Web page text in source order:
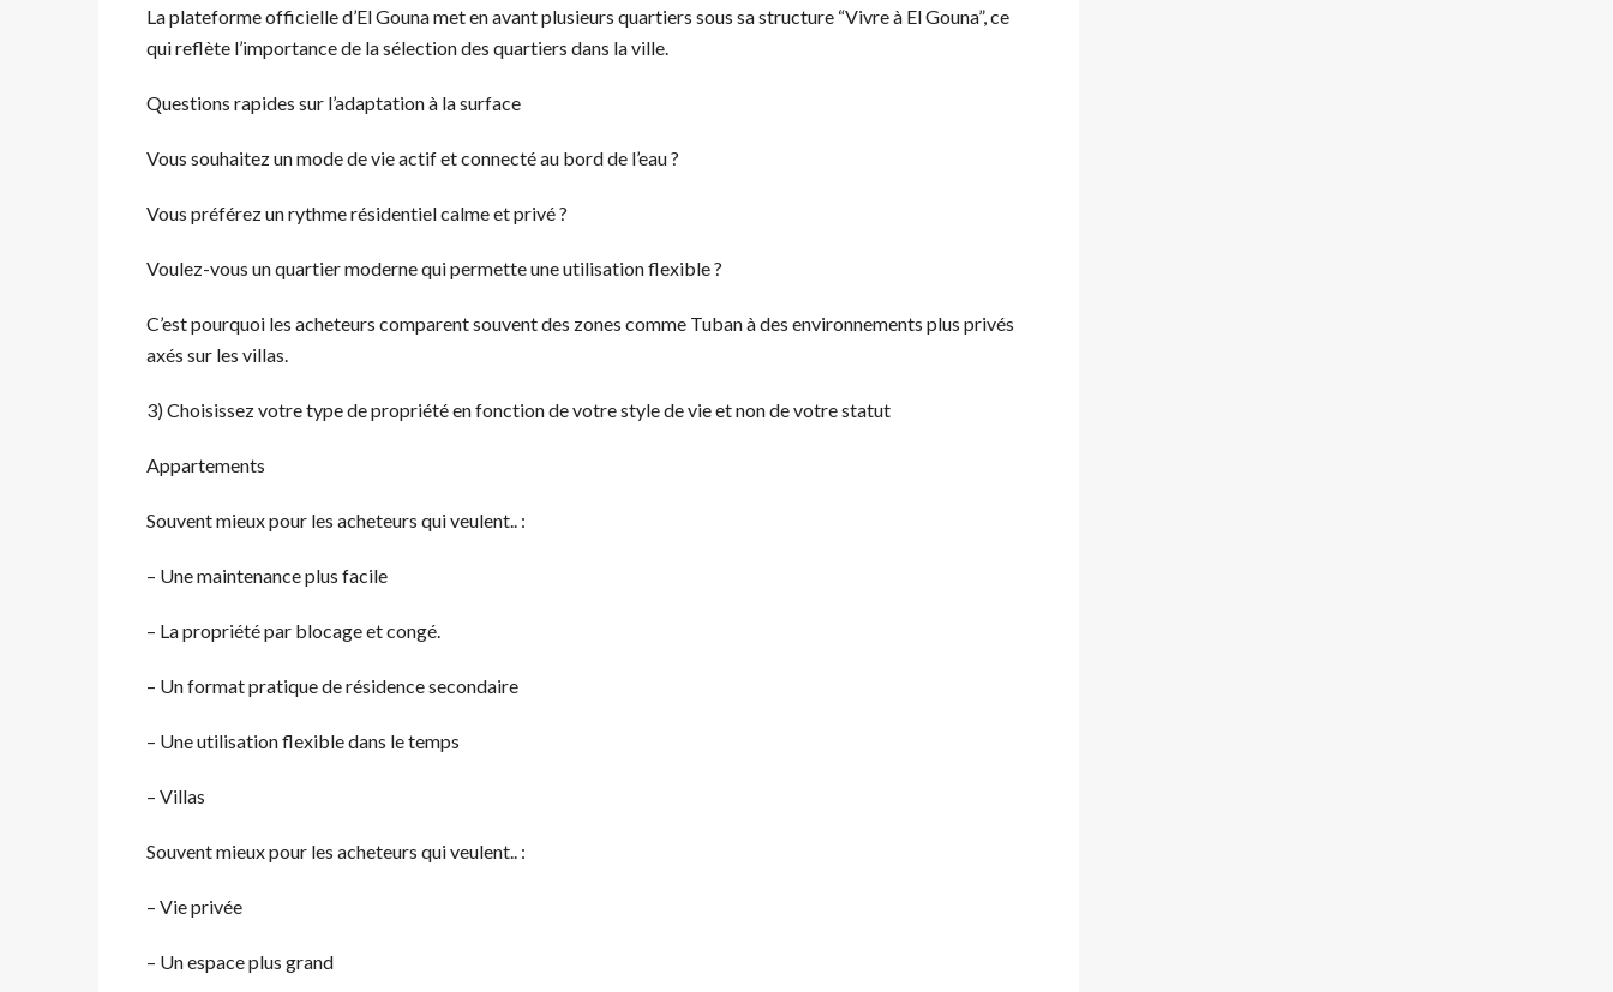
La plateforme officielle d’El Gouna met en avant plusieurs quartiers sous sa structure “Vivre à El Gouna”, ce
qui reflète l’importance de la sélection des quartiers dans la ville.
Questions rapides sur l’adaptation à la surface
Vous souhaitez un mode de vie actif et connecté au bord de l’eau ?
Vous préférez un rythme résidentiel calme et privé ?
Voulez-vous un quartier moderne qui permette une utilisation flexible ?
C’est pourquoi les acheteurs comparent souvent des zones comme Tuban à des environnements plus privés
axés sur les villas.
3) Choisissez votre type de propriété en fonction de votre style de vie et non de votre statut
Appartements
Souvent mieux pour les acheteurs qui veulent.. :
– Une maintenance plus facile
– La propriété par blocage et congé.
– Un format pratique de résidence secondaire
– Une utilisation flexible dans le temps
– Villas
Souvent mieux pour les acheteurs qui veulent.. :
– Vie privée
– Un espace plus grand